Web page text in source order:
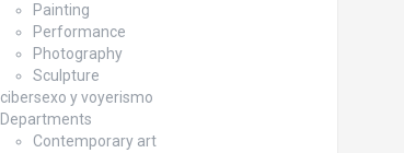
Painting
Performance
Photography
Sculpture
cibersexo y voyerismo
Departments
Contemporary art